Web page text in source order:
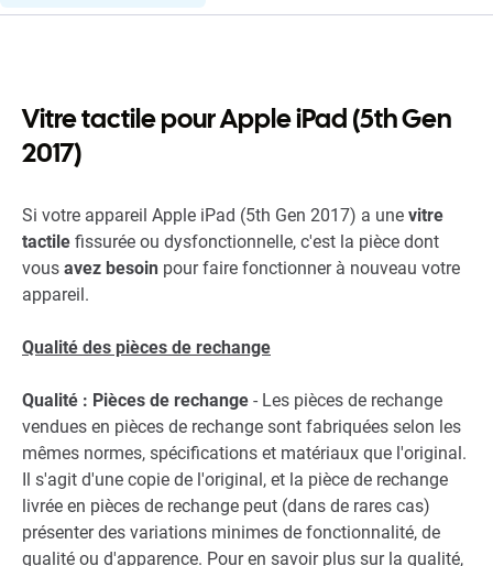
Vitre tactile pour Apple iPad (5th Gen
2017)
Si votre appareil Apple iPad (5th Gen 2017) a une vitre
tactile fissurée ou dysfonctionnelle, c'est la pièce dont
vous avez besoin pour faire fonctionner à nouveau votre
appareil.
Qualité des pièces de rechange
Qualité : Pièces de rechange - Les pièces de rechange
vendues en pièces de rechange sont fabriquées selon les
mêmes normes, spécifications et matériaux que l'original.
Il s'agit d'une copie de l'original, et la pièce de rechange
livrée en pièces de rechange peut (dans de rares cas)
présenter des variations minimes de fonctionnalité, de
qualité ou d'apparence. Pour en savoir plus sur la qualité,